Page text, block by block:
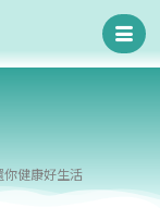
健康好生活